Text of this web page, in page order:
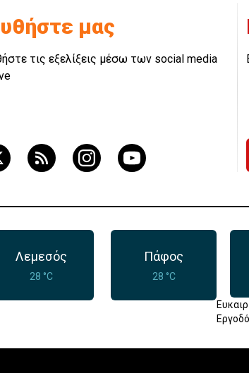
μας
τις εξελίξεις μέσω των social media
Λεμεσός
28 °C
Πάφος
28 °C